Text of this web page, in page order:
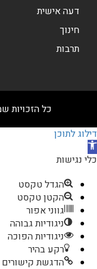
דעה אישית
חינוך
תרבות
כל הזכויות
דילוג לתוכן
פתח
סרגל
כלי נגישות
הגדל טקסט
הקטן טקסט
גווני אפור
ניגודיות גבוהה
ניגודיות הפוכה
רקע בהיר
הדגשת קישורים